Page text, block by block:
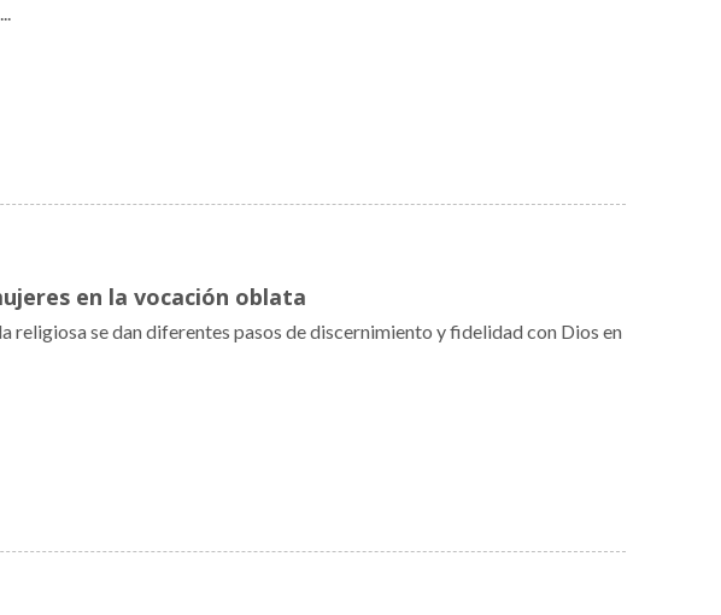
en la vocación oblata
religiosa se dan diferentes pasos de discernimiento y fidelidad con Dios en